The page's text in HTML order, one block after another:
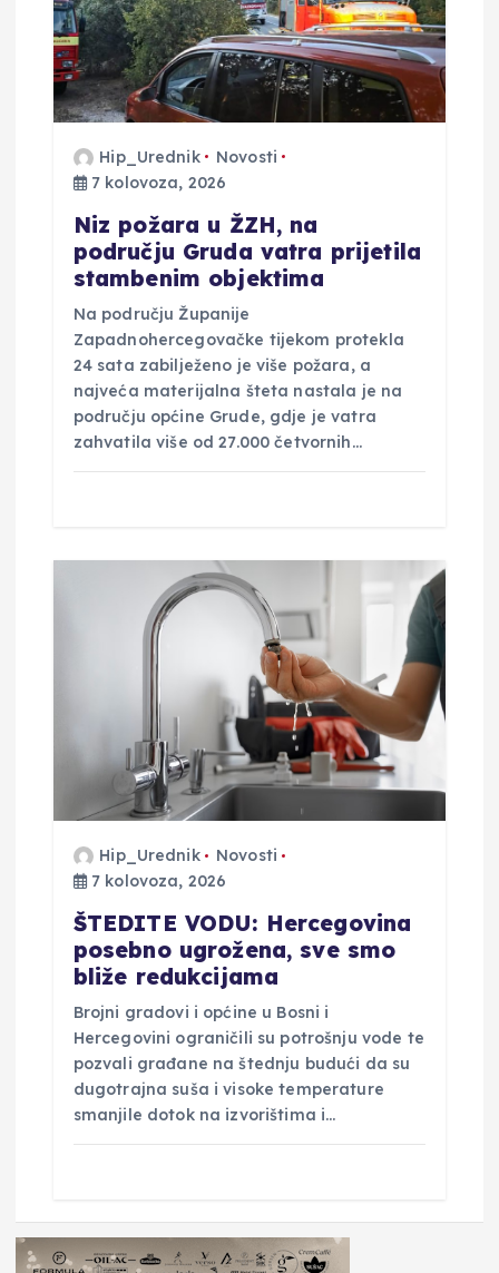
a
v
Hip_Urednik
Novosti
7 kolovoza, 2026
Niz požara u ŽZH, na
području Gruda vatra prijetila
stambenim objektima
Na području Županije
Zapadnohercegovačke tijekom protekla
24 sata zabilježeno je više požara, a
najveća materijalna šteta nastala je na
području općine Grude, gdje je vatra
zahvatila više od 27.000 četvornih…
Hip_Urednik
Novosti
7 kolovoza, 2026
ŠTEDITE VODU: Hercegovina
posebno ugrožena, sve smo
bliže redukcijama
Brojni gradovi i općine u Bosni i
Hercegovini ograničili su potrošnju vode te
pozvali građane na štednju budući da su
dugotrajna suša i visoke temperature
smanjile dotok na izvorištima i…